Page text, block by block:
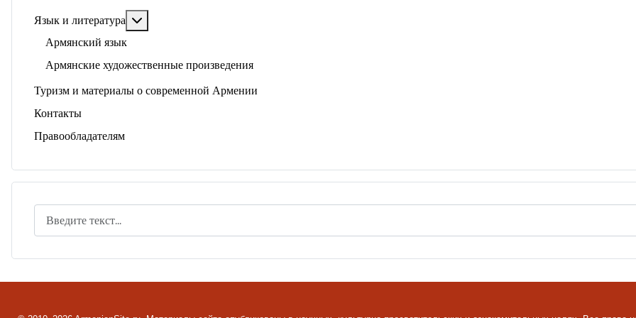
Язык и литература
Армянский язык
Армянские художественные произведения
Туризм и материалы о современной Армении
Контакты
Правообладателям